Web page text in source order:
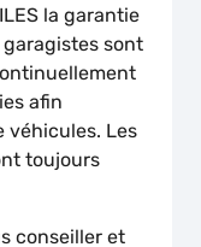
la garantie
sont
afin
véhicules. Les
toujours
conseiller et